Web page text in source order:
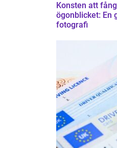
Konsten att
ögonblicket: En
fotografi